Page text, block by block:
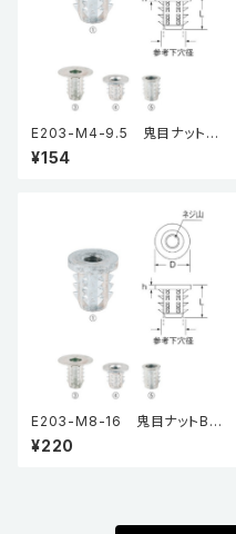
E203-M4-9.5 鬼目ナットBタ
イプ（5個入り）
¥154
E203-M8-16 鬼目ナットBタ
イプ（5個入り）
¥220